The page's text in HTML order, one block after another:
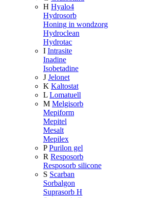
H Hyalo4
Hydrosorb
Honing in wondzorg
Hydroclean
Hydrotac
I Intrasite
Inadine
Isobetadine
J Jelonet
K Kaltostat
L Lomatuell
M Melgisorb
Mepiform
Mepitel
Mesalt
Mepilex
P Purilon gel
R Resposorb
Resposorb silicone
S Scarban
Sorbalgon
Suprasorb H